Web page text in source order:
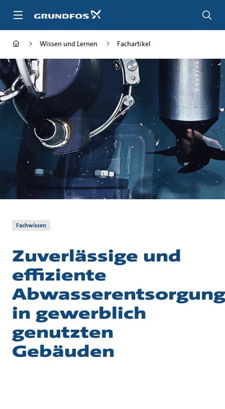
Inhalt
Wissen und Lernen Fachartikel
Fachwissen
Zuverlässige und
effiziente
Abwasserentsorgung
in gewerblich
genutzten
Gebäuden